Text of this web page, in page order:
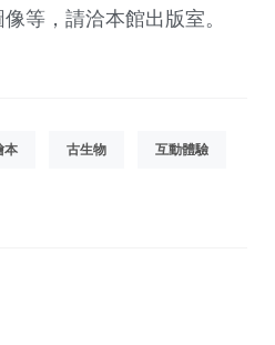
等，請洽本館出版室。
本 古生物 互動體驗